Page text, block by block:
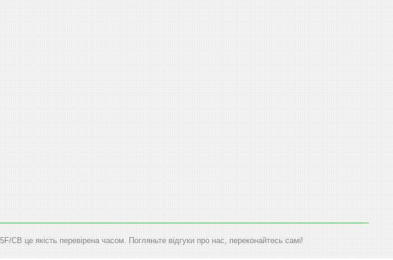
це якість перевірена часом. Погляньте відгуки про нас, переконайтесь самі!